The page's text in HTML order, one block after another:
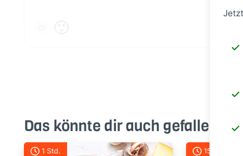
🙂
Das könnte dir auch gefallen
1 Std. 15 Min.